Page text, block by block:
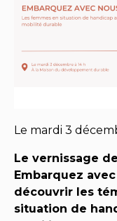
Le mardi 3
Le vernissage
Embarquez
découvrir les
situation de